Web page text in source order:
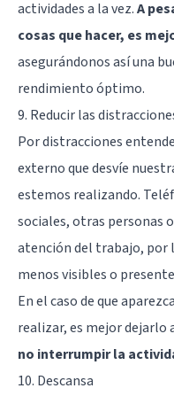
actividades a la vez.A
cosas que hacer, es
asegurándonos así una
rendimiento óptimo.
9. Reducir las
Por distracciones
externo que desvíe
estemos realizando.
sociales, otras personas
atención del trabajo, por
menos visibles o
En el caso de que
realizar, es mejor dejarlo
no interrumpir la
10. Descansa